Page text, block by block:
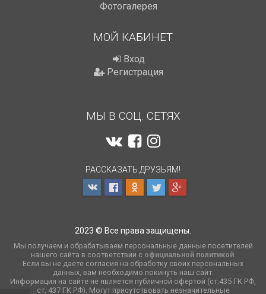
Фотогалерея
МОЙ КАБИНЕТ
Вход
Регистрация
МЫ В СОЦ. СЕТЯХ
РАССКАЗАТЬ ДРУЗЬЯМ!
2023 © Все права защищены.
Мы получаем и обрабатываем персональные данные посетителей
нашего сайта в соответствии с официальной политикой.
Если вы не даете согласия на обработку своих персональных
данных, вам необходимо покинуть наш сайт.
Информация на сайте не является публичной офертой (ст.435 ГК РФ,
cт. 437 ГК РФ). Могут присутствовать незначительные